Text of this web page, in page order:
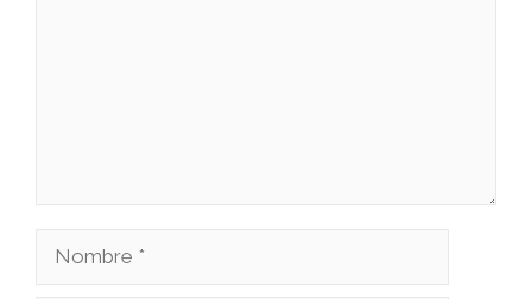
Nombre